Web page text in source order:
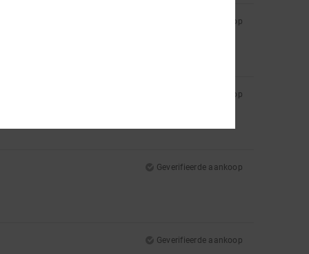
Geverifieerde aankoop
Geverifieerde aankoop
Geverifieerde aankoop
Geverifieerde aankoop